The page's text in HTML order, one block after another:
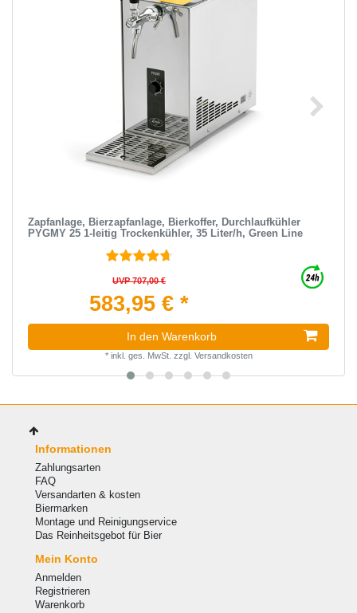
Zapfanlage, Bierzapfanlage, Bierkoffer, Durchlaufkühler
PYGMY 25 1-leitig Trockenkühler, 35 Liter/h, Green Line
UVP 707,00 €
583,95 € *
In den Warenkorb
* inkl. ges. MwSt. zzgl. Versandkosten
Informationen
Zahlungsarten
FAQ
Versandarten & kosten
Biermarken
Montage und Reinigungservice
Das Reinheitsgebot für Bier
Mein Konto
Anmelden
Registrieren
Warenkorb